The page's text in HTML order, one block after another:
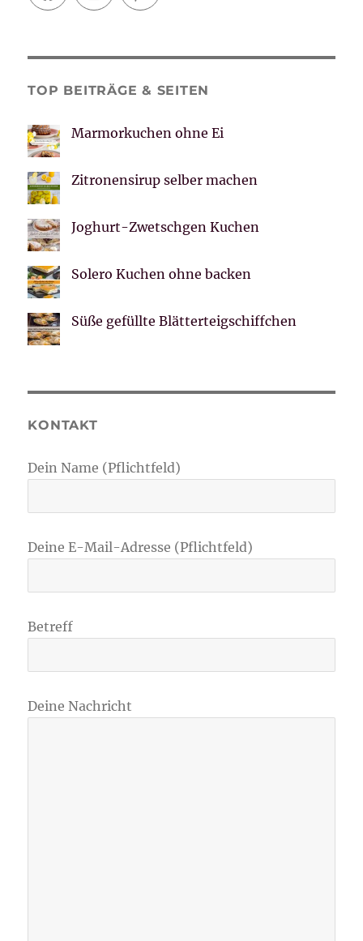
TOP BEITRÄGE & SEITEN
Marmorkuchen ohne Ei
Zitronensirup selber machen
Joghurt-Zwetschgen Kuchen
Solero Kuchen ohne backen
Süße gefüllte Blätterteigschiffchen
KONTAKT
Dein Name (Pflichtfeld)
Deine E-Mail-Adresse (Pflichtfeld)
Betreff
Deine Nachricht